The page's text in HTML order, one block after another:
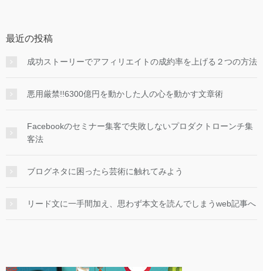
最近の投稿
成功ストーリーでアフィリエイトの成約率を上げる２つの方法
悪用厳禁!!6300億円を動かした人の心を動かす文章術
Facebookのセミナー集客で失敗しないプロダクトローンチ集
客法
ブログネタに困ったら芸術に触れてみよう
リード文に一手間加え、思わず本文を読んでしまうweb記事へ